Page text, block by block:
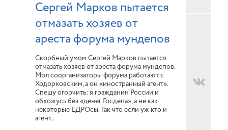
Сергей Марков пытается
отмазать хозяев от
ареста форума мундепов
Скорбный умом Сергей Марков пытается
отмазать хозяев от ареста форума мундепов.
Мол соорганизаторы форума работают с
Ходорковским, а он «иностранный агент».
Спешу огорчить: я гражданин России и
обхожусь без «денег Госдепа», а не как
некоторые ЕДРОсы. Так что если уж кто и
агент..